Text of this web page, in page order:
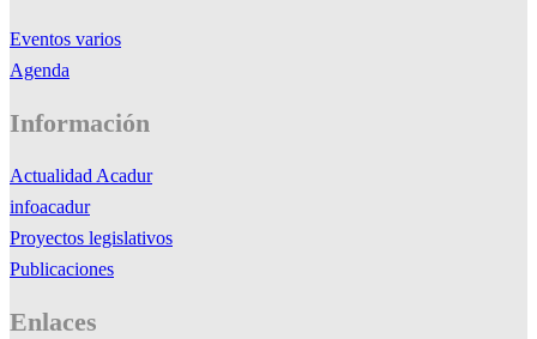
Eventos varios
Agenda
Información
Actualidad Acadur
infoacadur
Proyectos legislativos
Publicaciones
Enlaces